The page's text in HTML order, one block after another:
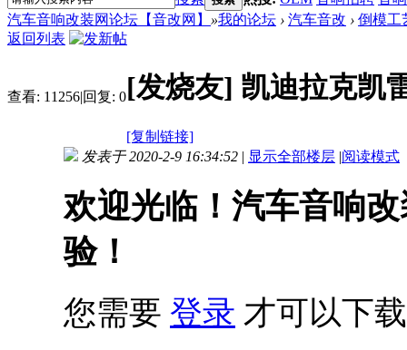
汽车音响改装网论坛【音改网】 »我的论坛 › 汽车音改 › 倒模工
返回列表
查看: 11256|回复: 0[发烧友] 凯迪拉克凯
[复制链接]
发表于 2020-2-9 16:34:52 | 显示全部楼层 |阅读模式
欢迎光临！汽车音响
验！
您需要 登录 才可以下